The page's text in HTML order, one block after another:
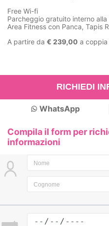
Free Wi-fi
Parcheggio gratuito interno
Area Fitness con Panca, Tapis
A partire da € 239,00 a coppia
RICHIEDI
WhatsApp
Compila il form per
informazioni